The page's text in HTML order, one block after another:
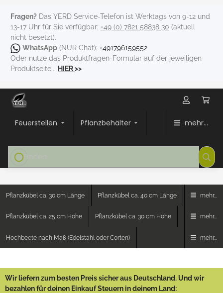
Fragen? Das YERD Service-Telefon ist Werktags von 9-12 und
13-17 Uhr für Sie verfügbar: +49 (0) 7821 58838 30 (aktuell
nicht besetzt).
WhatsApp (NUR Chat): +491796159552
Oder nutze das Produktfragen-Formular auf der jeweiligen
Produktseite... HIER>>
Feuerstellen Pflanzbehälter mehr...
Pflanzkübel ca. 30 cm Länge Pflanzkübel ca. 40 cm Länge mehr...
Pflanzkübel ca. 25 cm Höhe Pflanzkübel ca. 30 cm Höhe mehr...
Hochbeete nach Maß (Edelstahl oder Corten) mehr...
Wir liefern zum besten Preis sicher aus Deutschland. Und wir
bezahlen für deinen Einkauf Steuern in deinem Land: